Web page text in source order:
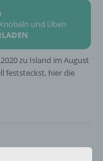
und Üben
zu Island im August
feststeckst, hier die